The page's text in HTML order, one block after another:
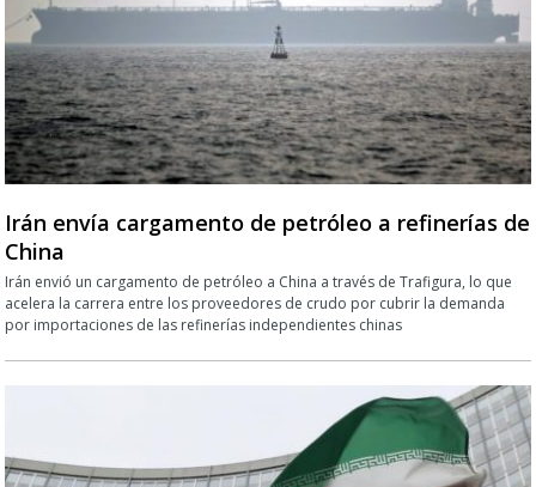
Irán envía cargamento de petróleo a refinerías de
China
Irán envió un cargamento de petróleo a China a través de Trafigura, lo que
acelera la carrera entre los proveedores de crudo por cubrir la demanda
por importaciones de las refinerías independientes chinas